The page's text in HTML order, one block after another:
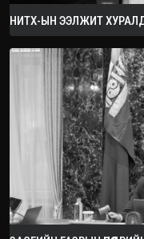
НИТХ-ЫН ЭЭЛЖИТ